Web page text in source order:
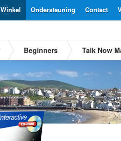
Contact
Ondersteuning
Winkel
Beginners Talk Now